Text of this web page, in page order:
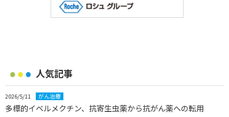
人気記事
2026/5/11 がん治療
多標的イベルメクチン、抗寄生虫薬から抗がん薬への転用